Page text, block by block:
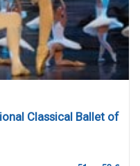
Classical Ballet of